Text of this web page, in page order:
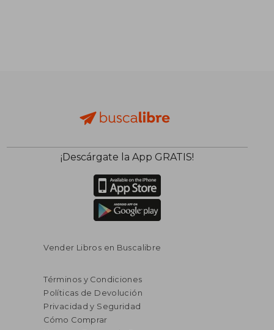
¡Descárgate la App GRATIS!
Vender Libros en Buscalibre
Términos y Condiciones
Políticas de Devolución
Privacidad y Seguridad
Cómo Comprar